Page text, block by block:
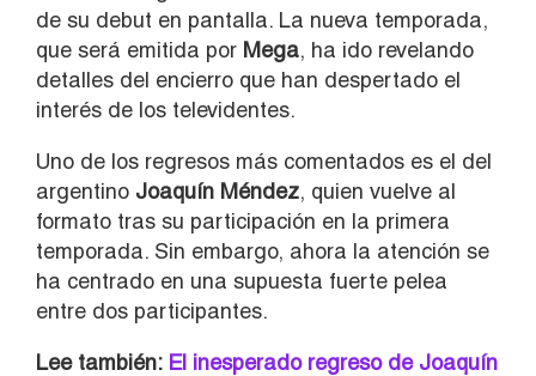
de su debut en pantalla. La nueva temporada,
que será emitida por Mega, ha ido revelando
detalles del encierro que han despertado el
interés de los televidentes.
Uno de los regresos más comentados es el del
argentino Joaquín Méndez, quien vuelve al
formato tras su participación en la primera
temporada. Sin embargo, ahora la atención se
ha centrado en una supuesta fuerte pelea
entre dos participantes.
Lee también: El inesperado regreso de Joaquín